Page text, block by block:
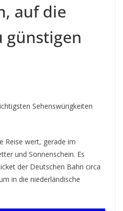
auf die
günstigen
Sehenswürigkeiten
Reise wert, gerade im
und Sonnenschein. Es
der Deutschen Bahn circa
in die niederländische